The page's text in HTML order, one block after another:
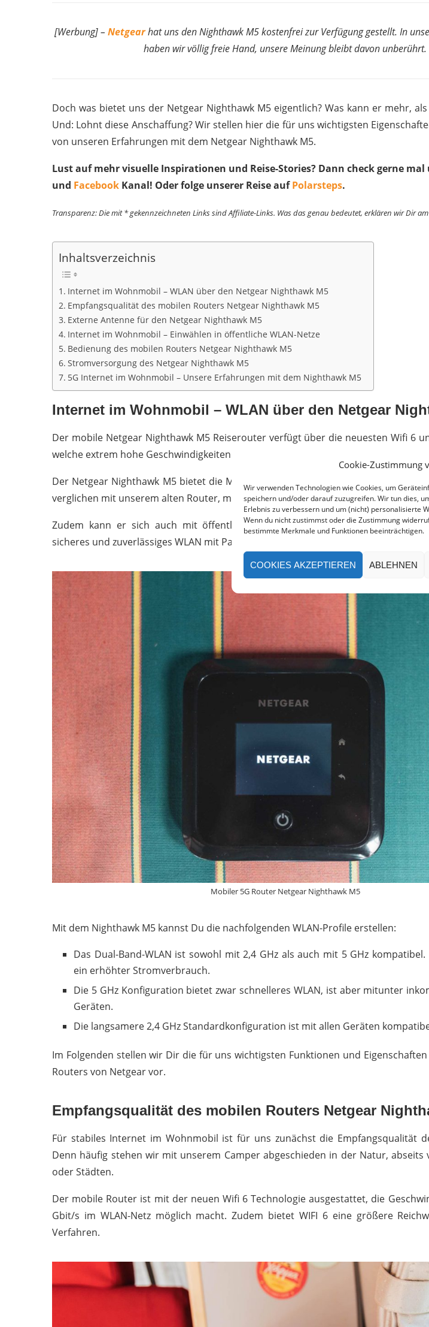
Cookie-Zustimmung
Wir verwenden Technologien wie Cookies, um
speichern und/oder darauf zuzugreifen. Wir tun dies,
Erlebnis zu verbessern und um (nicht) personalisierte
Wenn du nicht zustimmst oder die Zustimmung
bestimmte Merkmale und Funktionen beeinträchtigen.
COOKIES AKZEPTIEREN ABLEHNEN
[Werbung] –Netgearhat uns den Nighthawk M5 kostenfrei zur Verfügung gestellt. In
haben wir völlig freie Hand, unsere Meinung bleibt davon unberührt.
Doch was bietet uns der Netgear Nighthawk M5 eigentlich? Was kann er mehr,
Und: Lohnt diese Anschaffung? Wir stellen hier die für uns wichtigsten
von unseren Erfahrungen mit dem Netgear Nighthawk M5.
Lust auf mehr visuelle Inspirationen und Reise-Stories? Dann check gerne mal
und Facebook Kanal! Oder folge unserer Reise aufPolarsteps.
Transparenz: Die mit * gekennzeichneten Links sind Affiliate-Links. Was das genau bedeutet, erklären wir Dir
Inhaltsverzeichnis
Internet im Wohnmobil – WLAN über den Netgear Nighthawk M5
Empfangsqualität des mobilen Routers Netgear Nighthawk M5
Externe Antenne für den Netgear Nighthawk M5
Internet im Wohnmobil – Einwählen in öffentliche WLAN-Netze
Bedienung des mobilen Routers Netgear Nighthawk M5
Stromversorgung des Netgear Nighthawk M5
5G Internet im Wohnmobil – Unsere Erfahrungen mit dem Nighthawk M5
Internet im Wohnmobil – WLAN über den Netgear
Der mobile Netgear Nighthawk M5 Reiserouter verfügt über die neuesten Wifi 6
welche extrem hohe Geschwindigkeiten ermöglichen.
Der Netgear Nighthawk M5 bietet die Möglichkeit bis zu 32 Geräte gleichzeitig zu
verglichen mit unserem alten Router, mehrere WLAN-Netzwerke parallel erstellen.
Zudem kann er sich auch mit öffentlichen WLAN-Netzwerken verbinden und
sicheres und zuverlässiges WLAN mit Passthrough-Unterstützung und
Mobiler 5G Router Netgear Nighthawk M5
Mit dem Nighthawk M5 kannst Du die nachfolgenden WLAN-Profile erstellen:
Das Dual-Band-WLAN ist sowohl mit 2,4 GHz als auch mit 5 GHz
ein erhöhter Stromverbrauch.
Die 5 GHz Konfiguration bietet zwar schnelleres WLAN, ist aber mitunter
Geräten.
Die langsamere 2,4 GHz Standardkonfiguration ist mit allen Geräten
Im Folgenden stellen wir Dir die für uns wichtigsten Funktionen und
Routers von Netgear vor.
Empfangsqualität des mobilen Routers Netgear
Für stabiles Internet im Wohnmobil ist für uns zunächst die Empfangsqualität
Denn häufig stehen wir mit unserem Camper abgeschieden in der Natur, abseits
oder Städten.
Der mobile Router ist mit der neuen Wifi 6 Technologie ausgestattet, die
Gbit/s im WLAN-Netz möglich macht. Zudem bietet WIFI 6 eine größere
Verfahren.